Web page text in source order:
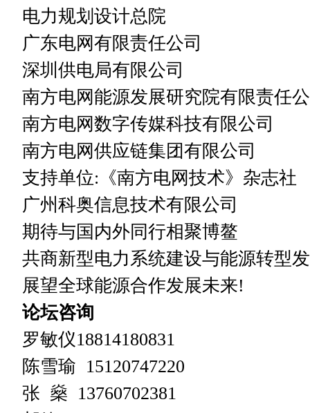
电力规划设计总院
广东电网有限责任公司
深圳供电局有限公司
南方电网能源发展研究院有限责任
南方电网数字传媒科技有限公司
南方电网供应链集团有限公司
支持单位:《南方电网技术》杂志社
广州科奥信息技术有限公司
期待与国内外同行相聚博鳌
共商新型电力系统建设与能源转型
展望全球能源合作发展未来!
论坛咨询
罗敏仪18814180831
陈雪瑜 15120747220
张 燊 13760702381